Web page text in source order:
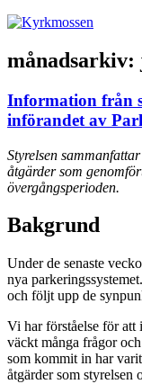
månadsarkiv:
Information från
införandet av
Styrelsen
åtgärder som
övergångsperioden.
Bakgrund
Under de senaste
nya
och följt upp de
Vi har förståelse för att
väckt många frågor
som kommit in har
åtgärder som styrelsen